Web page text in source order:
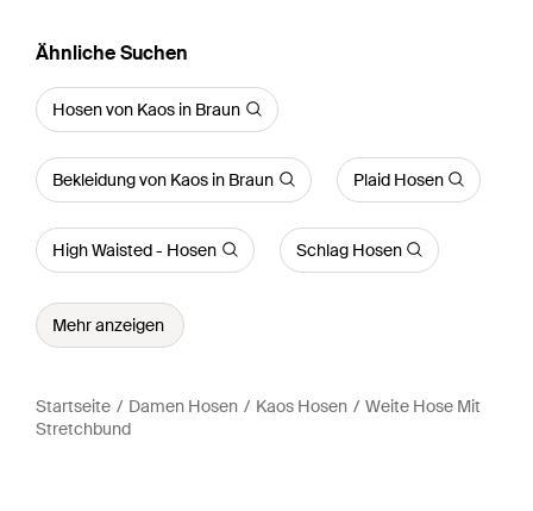
Ähnliche Suchen
Hosen von Kaos in Braun
Bekleidung von Kaos in Braun Plaid Hosen
High Waisted - Hosen Schlag Hosen
Mehr anzeigen
Startseite Damen Hosen Kaos Hosen
Weite Hose Mit
Stretchbund